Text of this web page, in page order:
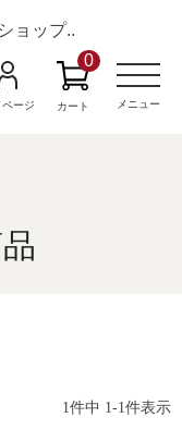
ョップ..
ージ カート
0
M
e
n
メニュー
1 件中 1 -1 件表示